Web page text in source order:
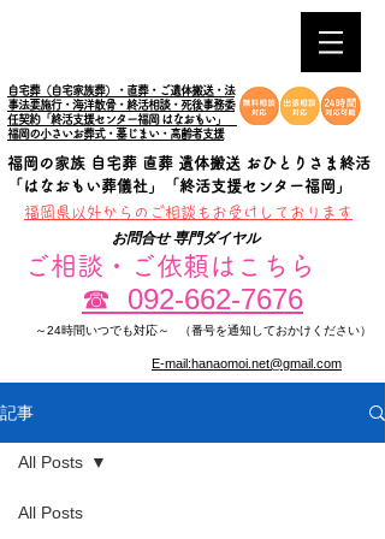
自宅葬（自宅家族葬）・直葬・ご遺体搬送・法
事法要施行・海洋散骨・終活相談・死後事務委
任契約「終活支援センター福岡 はなおもい」
福岡の小さいお葬式・墓じまい・高齢者支援
福岡の家族 自宅葬 直葬 遺体搬送 おひとりさま終活
「はなおもい葬儀社」「終活支援センター福岡」
​福岡県以外からのご相談もお受けしております
お問合せ 専門ダイヤル
ご相談・ご依頼はこちら
☎ 092-662-7676
～24時間いつでも対応～ （番号を通知しておかけください）
E-mail:hanaomoi.net@gmail.com
記事
All Posts
All Posts